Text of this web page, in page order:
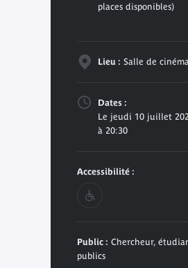
places disponibles)
Lieu : Salle de cinéma
Dates :
Le jeudi 10 juillet
à 20:30
Accessibilité :
Public : Chercheur,
publics